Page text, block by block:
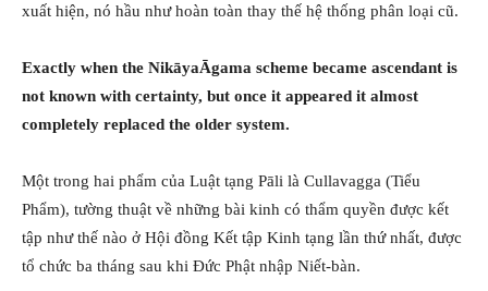
xuất hiện, nó hầu như hoàn toàn thay thế hệ thống phân loại cũ.
Exactly when the NikāyaĀgama scheme became ascendant is
not known with certainty, but once it appeared it almost
completely replaced the older system.
Một trong hai phẩm của Luật tạng Pāli là Cullavagga (Tiểu
Phẩm), tường thuật về những bài kinh có thẩm quyền được kết
tập như thế nào ở Hội đồng Kết tập Kinh tạng lần thứ nhất, được
tổ chức ba tháng sau khi Đức Phật nhập Niết-bàn.